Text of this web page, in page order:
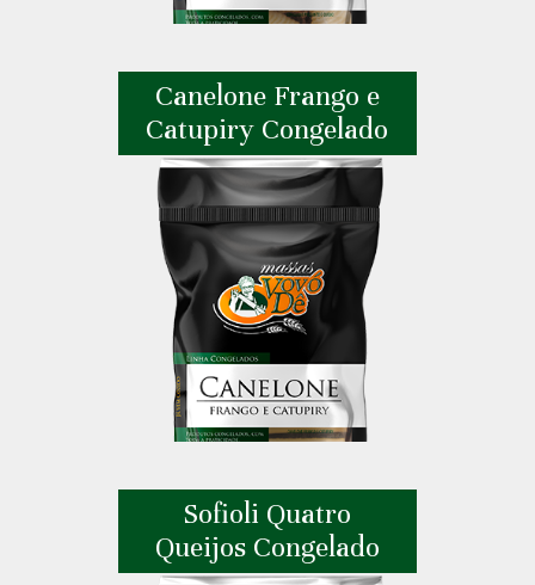
Canelone Frango e
Catupiry Congelado
Sofioli Quatro
Queijos Congelado